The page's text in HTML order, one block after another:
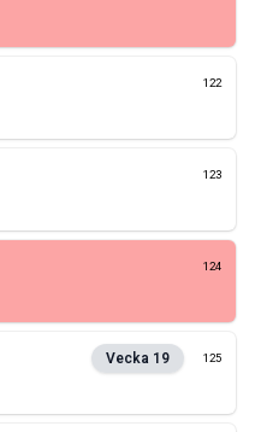
122
123
124
Vecka 19 125